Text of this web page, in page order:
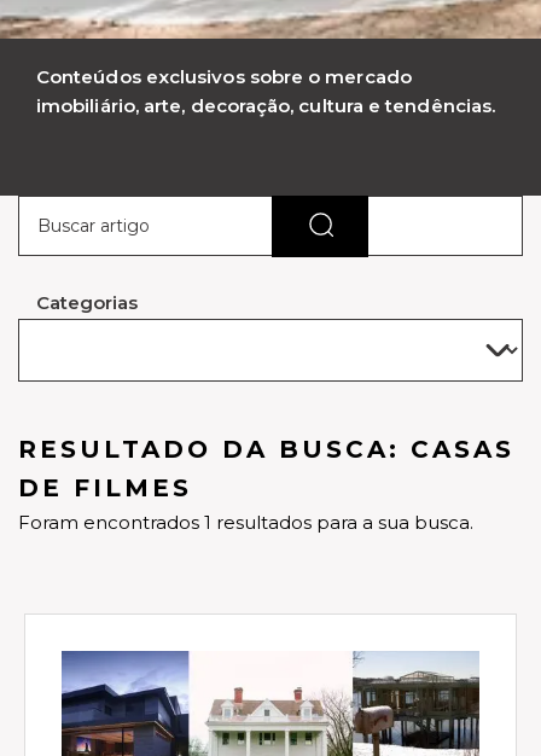
Conteúdos exclusivos sobre o mercado
imobiliário, arte, decoração, cultura e tendências.
Categorias
RESULTADO DA BUSCA: CASAS
DE FILMES
Foram encontrados 1 resultados para a sua busca.